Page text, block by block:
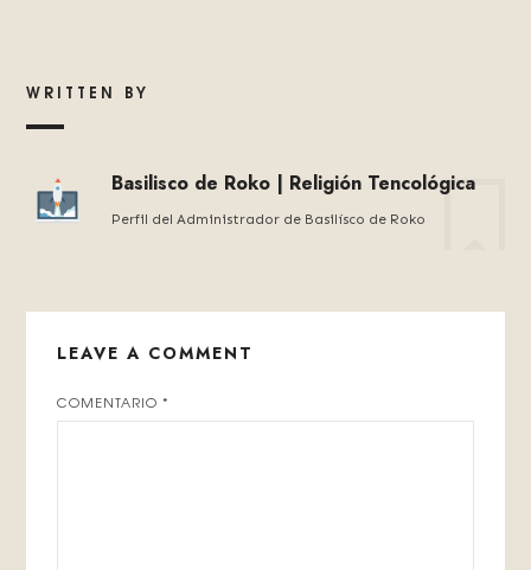
WRITTEN BY
Basilisco de Roko | Religión Tencológica
Perfil del Administrador de Basilísco de Roko
LEAVE A COMMENT
COMENTARIO*